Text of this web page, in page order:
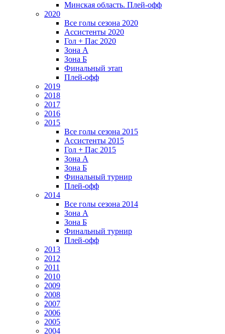
Минская область. Плей-офф
2020
Все голы сезона 2020
Ассистенты 2020
Гол + Пас 2020
Зона А
Зона Б
Финальный этап
Плей-офф
2019
2018
2017
2016
2015
Все голы сезона 2015
Ассистенты 2015
Гол + Пас 2015
Зона А
Зона Б
Финальный турнир
Плей-офф
2014
Все голы сезона 2014
Зона А
Зона Б
Финальный турнир
Плей-офф
2013
2012
2011
2010
2009
2008
2007
2006
2005
2004